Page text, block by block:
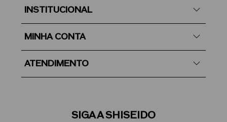
INSTITUCIONAL
MINHA CONTA
ATENDIMENTO
SIGA A SHISEIDO